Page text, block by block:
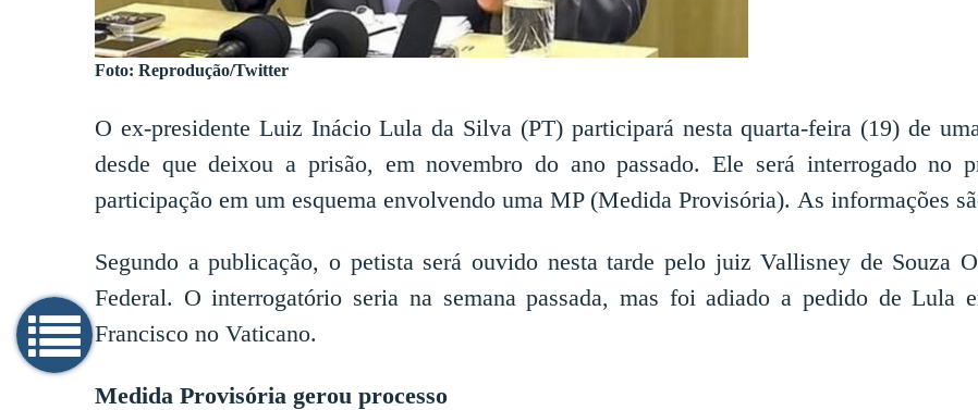
Foto: Reprodução/Twitter
O ex-presidente Luiz Inácio Lula da Silva (PT) participará nesta quarta-feira (19) de
desde que deixou a prisão, em novembro do ano passado. Ele será interrogado no
participação em um esquema envolvendo uma MP (Medida Provisória). As informações
Segundo a publicação, o petista será ouvido nesta tarde pelo juiz Vallisney de Souza
Federal. O interrogatório seria na semana passada, mas foi adiado a pedido de Lula
Francisco no Vaticano.
Medida Provisória gerou processo